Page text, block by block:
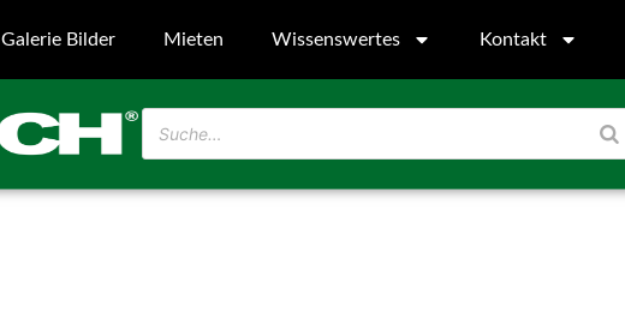
Galerie Bilder Mieten Wissenswertes Kontakt